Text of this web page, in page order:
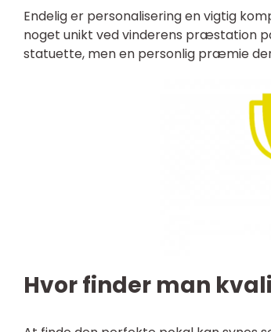
Endelig er personalisering en vigtig
noget unikt ved vinderens præstation
statuette, men en personlig præmie
Hvor finder man